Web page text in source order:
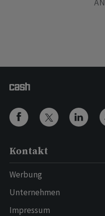
Kontakt
Werbung
Unternehmen
Impressum